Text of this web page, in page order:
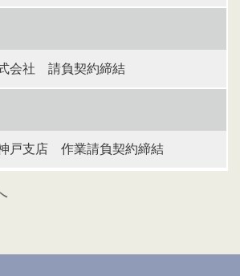
会社 請負契約締結
戸支店 作業請負契約締結